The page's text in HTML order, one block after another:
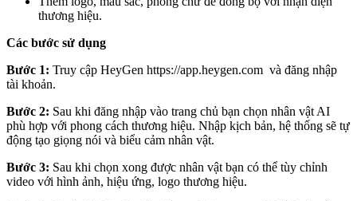
thương hiệu.
Các bước sử dụng
Bước 1: Truy cập HeyGen https://app.heygen.com và đăng nhập
tài khoản.
Bước 2: Sau khi đăng nhập vào trang chủ bạn chọn nhân vật AI
phù hợp với phong cách thương hiệu. Nhập kịch bản, hệ thống sẽ tự
động tạo giọng nói và biểu cảm nhân vật.
Bước 3: Sau khi chọn xong được nhân vật bạn có thể tùy chỉnh
video với hình ảnh, hiệu ứng, logo thương hiệu.